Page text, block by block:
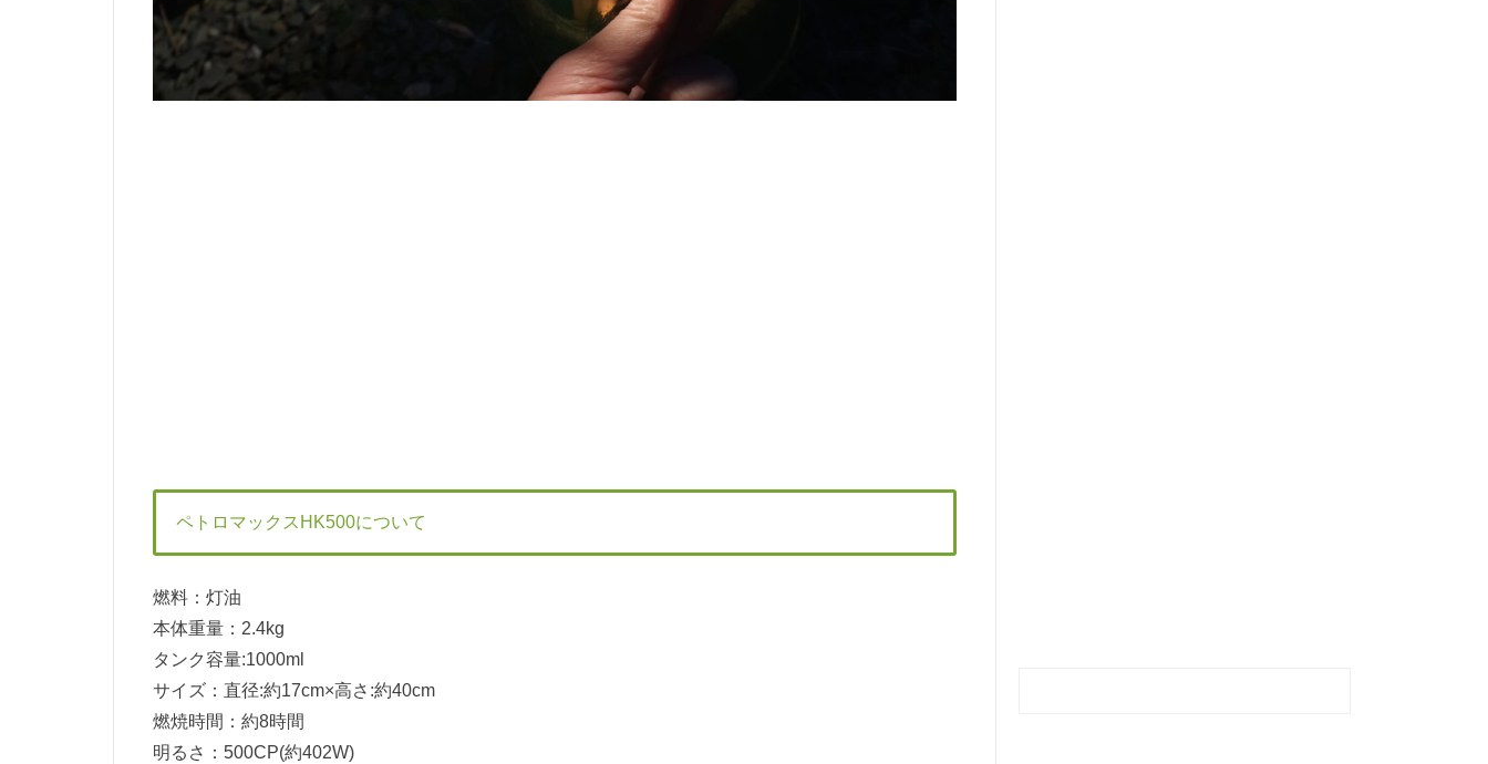
ペトロマックスHK500について
燃料：灯油
本体重量：2.4kg
タンク容量:1000ml
サイズ：直径:約17cm×高さ:約40cm
燃焼時間：約8時間
明るさ：500CP(約402W)